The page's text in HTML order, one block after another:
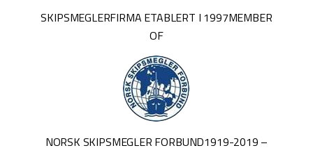
SKIPSMEGLERFIRMA ETABLERT I 1997MEMBER
OF
NORSK SKIPSMEGLER FORBUND1919-2019 –